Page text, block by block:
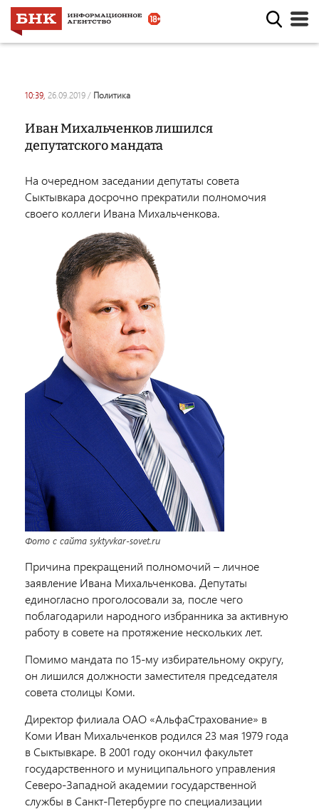
10:39, 26.09.2019 / политика
Иван Михальченков лишился
депутатского мандата
На очередном заседании депутаты совета
Сыктывкара досрочно прекратили полномочия
своего коллеги Ивана Михальченкова.
Фото с сайта syktyvkar-sovet.ru
Причина прекращений полномочий – личное
заявление Ивана Михальченкова. Депутаты
единогласно проголосовали за, после чего
поблагодарили народного избранника за активную
работу в совете на протяжение нескольких лет.
Помимо мандата по 15-му избирательному округу,
он лишился должности заместителя председателя
совета столицы Коми.
Директор филиала ОАО «АльфаСтрахование» в
Коми Иван Михальченков родился 23 мая 1979 года
в Сыктывкаре. В 2001 году окончил факультет
государственного и муниципального управления
Северо-Западной академии государственной
службы в Санкт-Петербурге по специализации